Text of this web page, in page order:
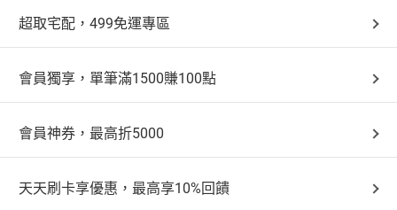
超取宅配，499免運專區
會員獨享，單筆滿1500賺100點
會員神券，最高折5000
天天刷卡享優惠，最高享10%回饋